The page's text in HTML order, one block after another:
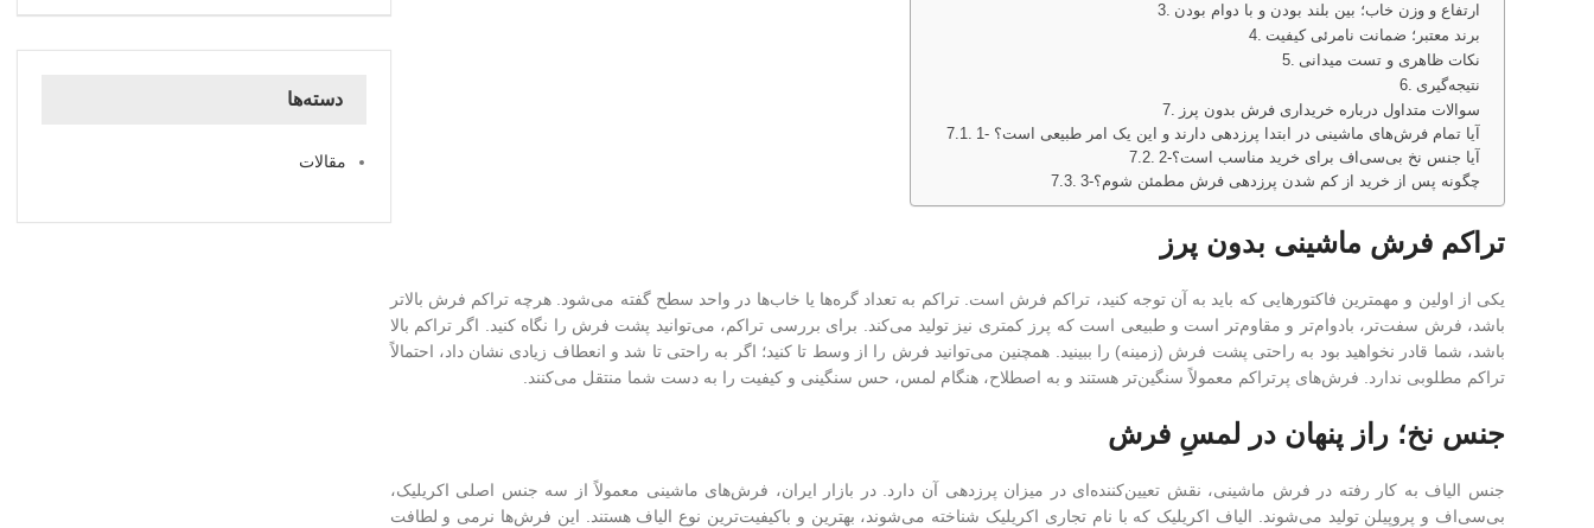
ارتفاع و وزن خاب؛ بین بلند بودن و با دوام بودن
برند معتبر؛ ضمانت نامرئی کیفیت
نکات ظاهری و تست میدانی
نتیجه‌گیری
سوالات متداول درباره خریداری فرش بدون پرز
1- آیا تمام فرش‌های ماشینی در ابتدا پرزدهی دارند و این یک امر طبیعی است؟
2-آیا جنس نخ بی‌سی‌اف برای خرید مناسب است؟
3-چگونه پس از خرید از کم شدن پرزدهی فرش مطمئن شوم؟
تراکم فرش ماشینی بدون پرز
یکی از اولین و مهمترین فاکتورهایی که باید به آن توجه کنید، تراکم فرش است. تراکم به تعداد گره‌ها یا خاب‌ها در واحد سطح گفته می‌شود. هرچه تراکم فرش بالاتر
باشد، فرش سفت‌تر، بادوام‌تر و مقاوم‌تر است و طبیعی است که پرز کمتری نیز تولید می‌کند. برای بررسی تراکم، می‌توانید پشت فرش را نگاه کنید. اگر تراکم بالا
باشد، شما قادر نخواهید بود به راحتی پشت فرش (زمینه) را ببینید. همچنین می‌توانید فرش را از وسط تا کنید؛ اگر به راحتی تا شد و انعطاف زیادی نشان داد، احتمالاً
تراکم مطلوبی ندارد. فرش‌های پرتراکم معمولاً سنگین‌تر هستند و به اصطلاح، هنگام لمس، حس سنگینی و کیفیت را به دست شما منتقل می‌کنند.
جنس نخ؛ راز پنهان در لمسِ فرش
جنس الیاف به کار رفته در فرش ماشینی، نقش تعیین‌کننده‌ای در میزان پرزدهی آن دارد. در بازار ایران، فرش‌های ماشینی معمولاً از سه جنس اصلی اکریلیک،
بی‌سی‌اف و پروپیلن تولید می‌شوند. الیاف اکریلیک که با نام تجاری اکریلیک شناخته می‌شوند، بهترین و باکیفیت‌ترین نوع الیاف هستند. این فرش‌ها نرمی و لطافت
دسته‌ها
مقالات